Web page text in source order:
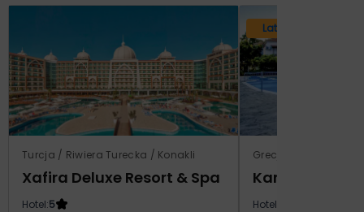
Turcja / Riwiera Turecka / Konakli
Xafira Deluxe Resort & Spa
Hotel:5
Lato 2026
Grecja / Samos /
Kampos
Hotel: